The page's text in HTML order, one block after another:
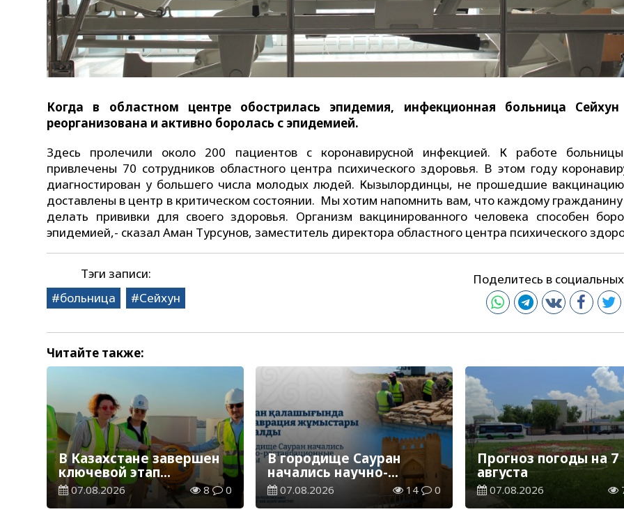
Когда в областном центре обострилась эпидемия, инфекционная больница
реорганизована и активно боролась с эпидемией.
Здесь пролечили около 200 пациентов с коронавирусной инфекцией. К работе
привлечены 70 сотрудников областного центра психического здоровья. В этом году
диагностирован у большего числа молодых людей. Кызылординцы, не прошедшие
доставлены в центр в критическом состоянии. Мы хотим напомнить вам, что каждому
делать прививки для своего здоровья. Организм вакцинированного человека способен
эпидемией,- сказал Аман Турсунов, заместитель директора областного центра психического
Тэги записи:
больница
Сейхун
Поделитесь в
Читайте также:
В Казахстане завершен
ключевой этап
строительства
Транскаспийской
07.08.2026 8 0
В городище Сауран
начались научно-
реставрационные
работы
07.08.2026 14 0
Прогноз погоды на 7
августа
07.08.2026